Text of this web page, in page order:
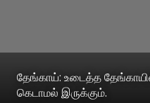
தேங்காய்: உடைத்த
கெடாமல் இருக்கும்.